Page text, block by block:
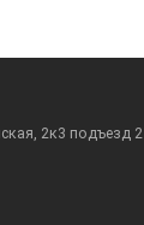
2к3 подъезд 2